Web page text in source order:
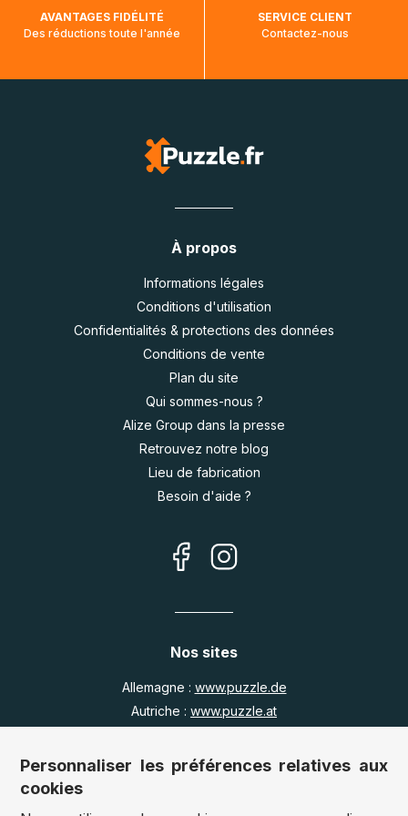
AVANTAGES FIDÉLITÉ
Des réductions toute l'année
SERVICE CLIENT
Contactez-nous
À propos
Informations légales
Conditions d'utilisation
Confidentialités & protections des données
Conditions de vente
Plan du site
Qui sommes-nous ?
Alize Group dans la presse
Retrouvez notre blog
Lieu de fabrication
Besoin d'aide ?
Nos sites
Allemagne : www.puzzle.de
Autriche : www.puzzle.at
Royaume Uni :
www.jigsawpuzzle.co.uk
Personnaliser les préférences relatives aux
cookies